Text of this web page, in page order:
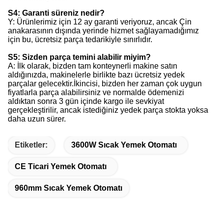
S4: Garanti süreniz nedir?
Y: Ürünlerimiz için 12 ay garanti veriyoruz, ancak Çin
anakarasının dışında yerinde hizmet sağlayamadığımız
için bu, ücretsiz parça tedarikiyle sınırlıdır.
S5: Sizden parça temini alabilir miyim?
A: İlk olarak, bizden tam konteynerli makine satın
aldığınızda, makinelerle birlikte bazı ücretsiz yedek
parçalar gelecektir.İkincisi, bizden her zaman çok uygun
fiyatlarla parça alabilirsiniz ve normalde ödemenizi
aldıktan sonra 3 gün içinde kargo ile sevkiyat
gerçekleştirilir, ancak istediğiniz yedek parça stokta yoksa
daha uzun sürer.
Etiketler: 3600W Sıcak Yemek Otomatı
CE Ticari Yemek Otomatı
960mm Sıcak Yemek Otomatı